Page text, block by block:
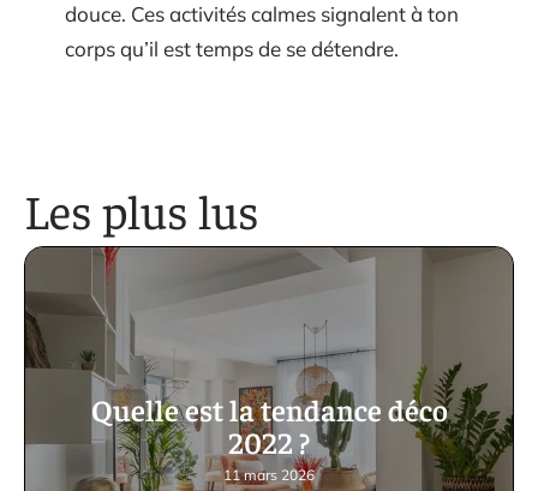
douce. Ces activités calmes signalent à ton
corps qu’il est temps de se détendre.
Les plus lus
Quelle est la tendance déco
2022 ?
11 mars 2026